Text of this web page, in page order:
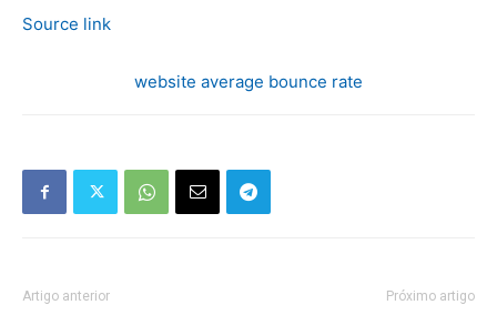
Source link
website average bounce rate
Artigo anterior Próximo artigo